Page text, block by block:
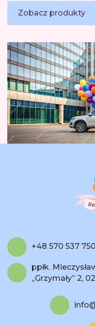
Zobacz produkty
+48 570 537 750
ppłk.
„Grzymały” 2,